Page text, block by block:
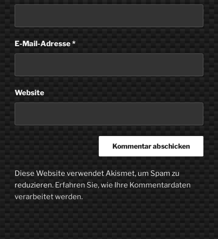
E-Mail-Adresse*
Website
Diese Website verwendet Akismet, um Spam zu
reduzieren. Erfahren Sie, wie Ihre Kommentardaten
verarbeitet werden.